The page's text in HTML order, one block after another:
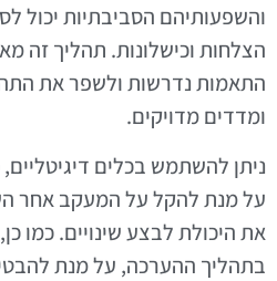
והשפעותיהם הסביבתיות יכול
הצלחות וכישלונות. תהליך זה
התאמות נדרשות ולשפר את
ומדדים מדויקים.
ניתן להשתמש בכלים דיגיטליים,
על מנת להקל על המעקב אחר
את היכולת לבצע שינויים. כמו
בתהליך ההערכה, על מנת